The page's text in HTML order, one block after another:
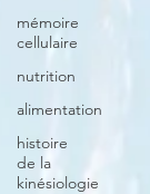
mémoire
cellulaire
nutrition
alimentation
histoire
de la
kinésiologie